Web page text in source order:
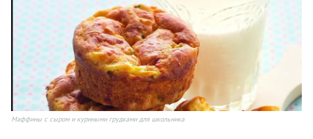
Маффины с сыром и куриными грудками для школьника